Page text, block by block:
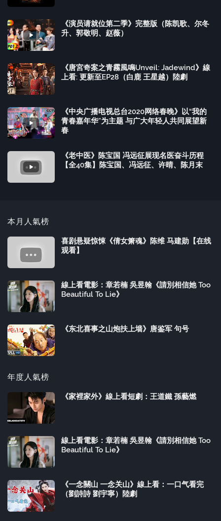
《演员请就位第二季》完整版（陈凯歌、尔冬
升、郭敬明、赵薇）
《唐宮奇案之青霧風鳴Unveil: Jadewind》線
上看: 更新至EP28（白鹿 王星越）陸劇
《中央广播电视总台2020网络春晚》以“我的
青春嘉年华”为主题 与广大年轻人共同展望新
春
《老中医》陈宝国 冯远征展现名医奋斗历程
【全40集】陈宝国、冯远征、许晴、陈月末
本月人氣榜
喜剧悬疑惊悚《倩女箫魂》陈维 马建勋【在线
观看】
線上看電影：章若楠 吳昱翰《請別相信她 Too
Beautiful To Lie》
《东北喜事之山炮扶上墙》唐鉴军 句号
年度人氣榜
《家裡家外》線上看短劇：王道鐵 孫藝燃
線上看電影：章若楠 吳昱翰《請別相信她 Too
Beautiful To Lie》
《一念關山 一念关山》線上看：一口气看完
（劉詩詩 劉宇寧）陸劇